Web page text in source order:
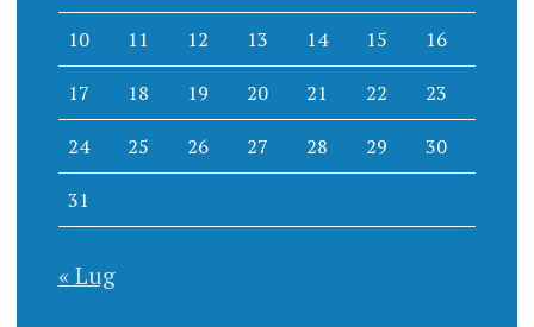
10 11 12 13 14 15 16
17 18 19 20 21 22 23
24 25 26 27 28 29 30
31
« Lug